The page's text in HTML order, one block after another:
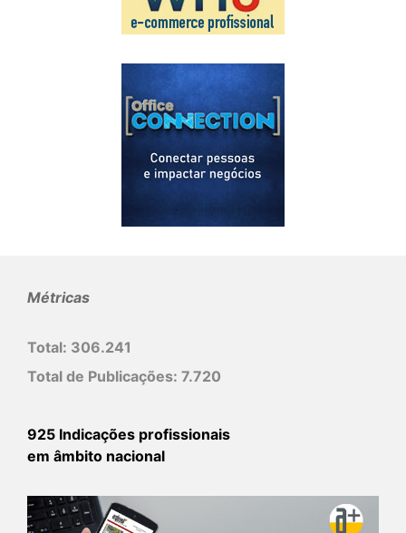
Métricas
Total: 306.241
Total de Publicações: 7.720
925 Indicações profissionais
em âmbito nacional